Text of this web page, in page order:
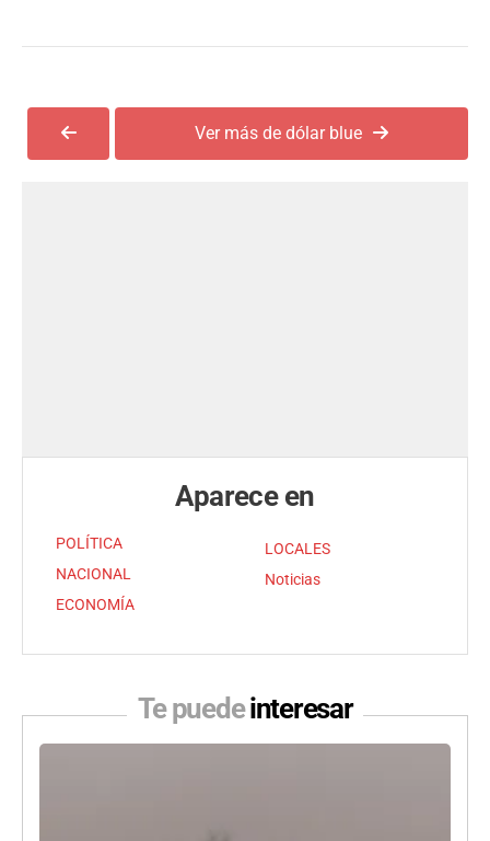
Ver más de dólar blue
Aparece en
POLÍTICA
NACIONAL
ECONOMÍA
LOCALES
Noticias
Te puedeinteresar